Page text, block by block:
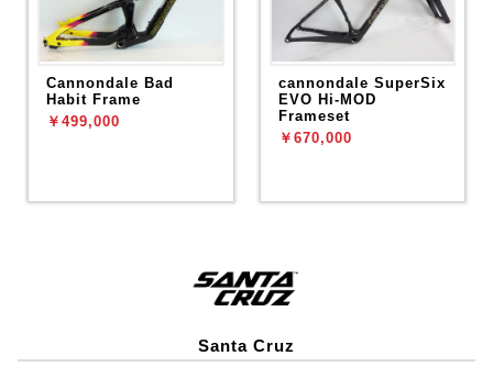
Cannondale Bad
Habit Frame
￥499,000
cannondale SuperSix
EVO Hi-MOD
Frameset
￥670,000
Santa Cruz